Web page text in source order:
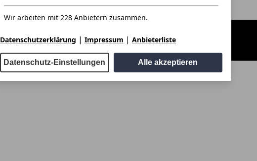
Wir arbeiten mit 228 Anbietern zusammen.
Datenschutzerklärung | Impressum | Anbieterliste
Datenschutz-Einstellungen Alle akzeptieren